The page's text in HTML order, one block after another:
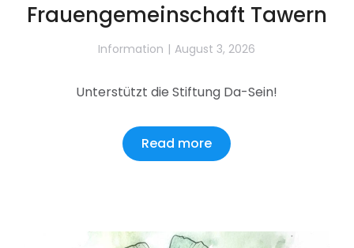
Frauengemeinschaft Tawern
Information August 3, 2026
Unterstützt die Stiftung Da-Sein!
Read more